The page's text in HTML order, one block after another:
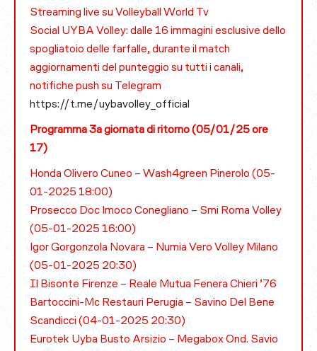
Streaming live su Volleyball World Tv
Social UYBA Volley: dalle 16 immagini esclusive dello
spogliatoio delle farfalle, durante il match
aggiornamenti del punteggio su tutti i canali,
notifiche push su Telegram
https://t.me/uybavolley_official
Programma 3a giornata di ritorno (05/01/25 ore
17)
Honda Olivero Cuneo – Wash4green Pinerolo (05-
01-2025 18:00)
Prosecco Doc Imoco Conegliano – Smi Roma Volley
(05-01-2025 16:00)
Igor Gorgonzola Novara – Numia Vero Volley Milano
(05-01-2025 20:30)
Il Bisonte Firenze – Reale Mutua Fenera Chieri ’76
Bartoccini-Mc Restauri Perugia – Savino Del Bene
Scandicci (04-01-2025 20:30)
Eurotek Uyba Busto Arsizio – Megabox Ond. Savio